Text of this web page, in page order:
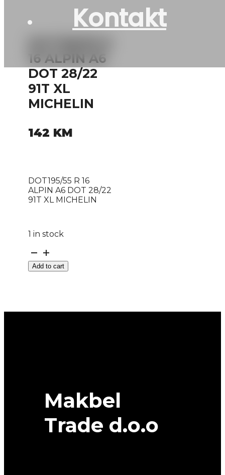
Kontakt
16 ALPIN A6
DOT 28/22
91T XL
MICHELIN
142 KM
DOT195/55 R 16
ALPIN A6 DOT 28/22
91T XL MICHELIN
1 in stock
DOT195/55
R
16Add to cart
Makbel
Trade d.o.o